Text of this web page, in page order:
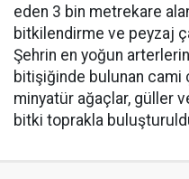
eden 3 bin metrekare
bitkilendirme ve peyzaj
Şehrin en yoğun
bitişiğinde bulunan cami
minyatür ağaçlar, güller
bitki toprakla